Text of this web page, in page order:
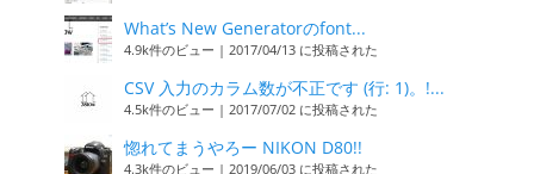
What’s New Generatorのfont...
4.9k件のビュー | 2017/04/13 に投稿された
CSV 入力のカラム数が不正です (行: 1)。!...
4.5k件のビュー | 2017/07/02 に投稿された
惚れてまうやろー NIKON D80!!
4.3k件のビュー | 2019/06/03 に投稿された